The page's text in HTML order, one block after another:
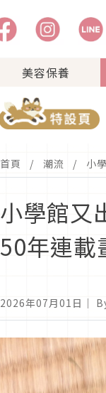
美容保養
首頁 潮流 小
小學館又
50年連載
2026年07月01日 ｜